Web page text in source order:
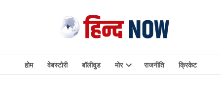
होम वेबस्टोरी बॉलीवुड मोर
Open
राजनीति क्रिकेट